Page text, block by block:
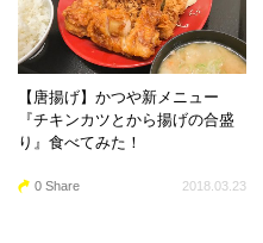
【唐揚げ】かつや新メニュー
『チキンカツとから揚げの合盛
り』食べてみた！
0 Share 2018.03.23